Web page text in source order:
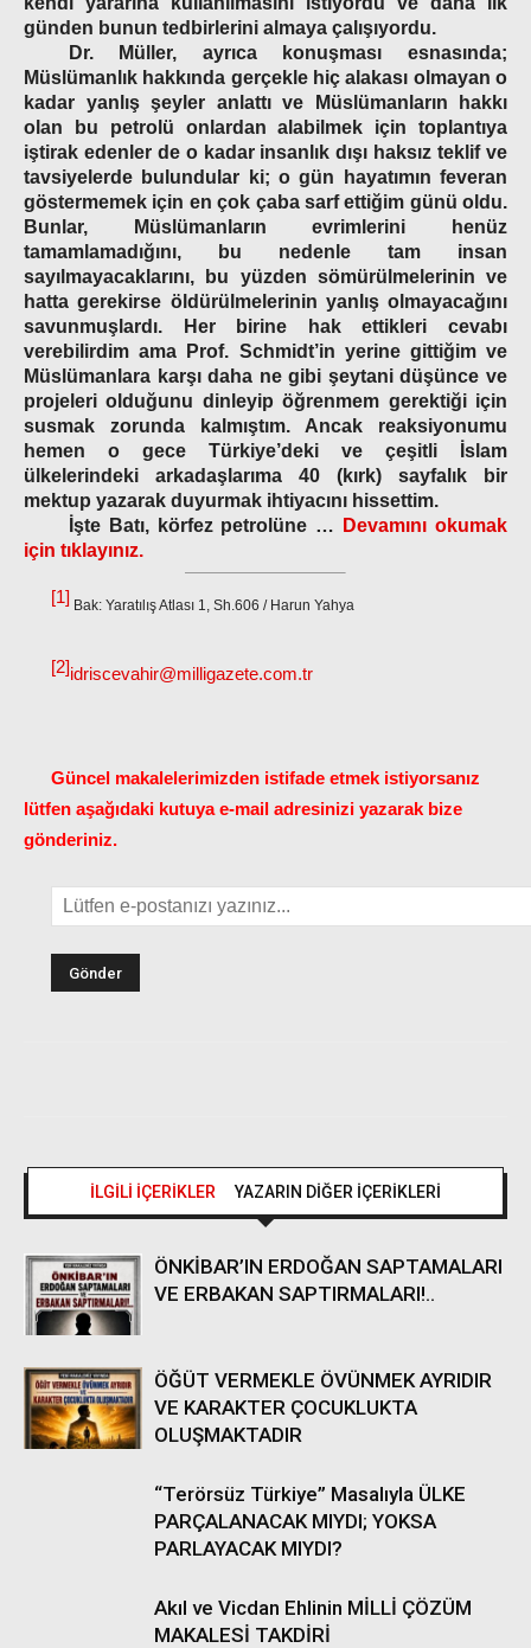
günden bunun tedbirlerini almaya çalışıyordu.
Dr. Müller, ayrıca konuşması esnasında;
Müslümanlık hakkında gerçekle hiç alakası olmayan o
kadar yanlış şeyler anlattı ve Müslümanların hakkı
olan bu petrolü onlardan alabilmek için toplantıya
iştirak edenler de o kadar insanlık dışı haksız teklif ve
tavsiyelerde bulundular ki; o gün hayatımın feveran
göstermemek için en çok çaba sarf ettiğim günü oldu.
Bunlar, Müslümanların evrimlerini henüz
tamamlamadığını, bu nedenle tam insan
sayılmayacaklarını, bu yüzden sömürülmelerinin ve
hatta gerekirse öldürülmelerinin yanlış olmayacağını
savunmuşlardı. Her birine hak ettikleri cevabı
verebilirdim ama Prof. Schmidt’in yerine gittiğim ve
Müslümanlara karşı daha ne gibi şeytani düşünce ve
projeleri olduğunu dinleyip öğrenmem gerektiği için
susmak zorunda kalmıştım. Ancak reaksiyonumu
hemen o gece Türkiye’deki ve çeşitli İslam
ülkelerindeki arkadaşlarıma 40 (kırk) sayfalık bir
mektup yazarak duyurmak ihtiyacını hissettim.
İşte Batı, körfez petrolüne …
Devamını okumak
için tıklayınız.
[1] Bak: Yaratılış Atlası 1, Sh.606 / Harun Yahya
[2]idriscevahir@milligazete.com.tr
Güncel makalelerimizden istifade etmek istiyorsanız
lütfen aşağıdaki kutuya e-mail adresinizi yazarak bize
gönderiniz.
İLGİLİ İÇERİKLER YAZARIN DİĞER İÇERİKLERİ
ÖNKİBAR’IN ERDOĞAN SAPTAMALARI
VE ERBAKAN SAPTIRMALARI!..
ÖĞÜT VERMEKLE ÖVÜNMEK AYRIDIR
VE KARAKTER ÇOCUKLUKTA
OLUŞMAKTADIR
“Terörsüz Türkiye” Masalıyla ÜLKE
PARÇALANACAK MIYDI; YOKSA
PARLAYACAK MIYDI?
Akıl ve Vicdan Ehlinin MİLLİ ÇÖZÜM
MAKALESİ TAKDİRİ